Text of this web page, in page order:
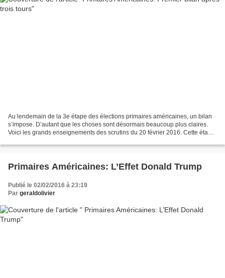
Au lendemain de la 3e étape des élections primaires américaines, un bilan
s’impose. D’autant que les choses sont désormais beaucoup plus claires.
Voici les grands enseignements des scrutins du 20 février 2016. Cette étape
Primaires Américaines: L’Effet Donald Trump
Publié le 02/02/2016 à 23:19
Par geraldolivier